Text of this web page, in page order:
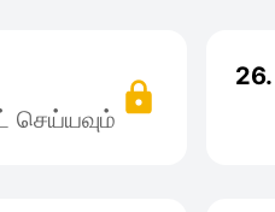
செய்யவும்
26.